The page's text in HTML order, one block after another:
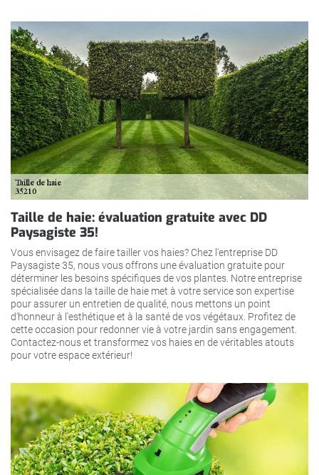
Taille de haie: évaluation gratuite avec DD
Paysagiste 35!
Vous envisagez de faire tailler vos haies? Chez l'entreprise DD
Paysagiste 35, nous vous offrons une évaluation gratuite pour
déterminer les besoins spécifiques de vos plantes. Notre entreprise
spécialisée dans la taille de haie met à votre service son expertise
pour assurer un entretien de qualité, nous mettons un point
d'honneur à l'esthétique et à la santé de vos végétaux. Profitez de
cette occasion pour redonner vie à votre jardin sans engagement.
Contactez-nous et transformez vos haies en de véritables atouts
pour votre espace extérieur!